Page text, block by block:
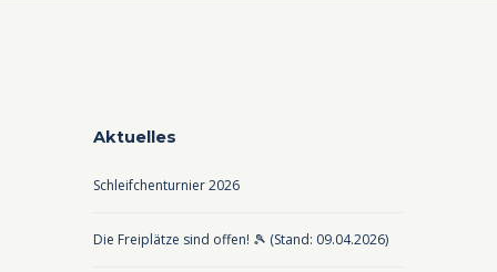
Aktuelles
Schleifchenturnier 2026
Die Freiplätze sind offen! 🎾 (Stand: 09.04.2026)